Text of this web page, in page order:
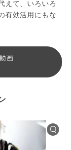
えて、いろいろ
有効活用にもな
画